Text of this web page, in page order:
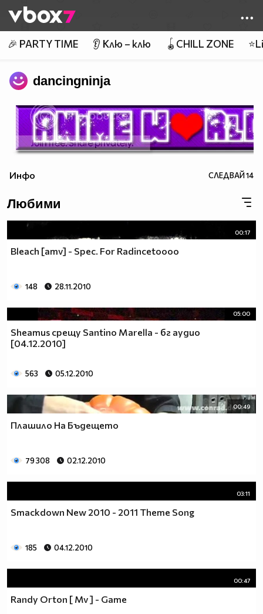
👾
🎉 PARTY TIME 👂 Клю – клю 🪀CHILL ZONE
dancingninja
Инфо СЛЕДВАЙ14
Любими
00:17
Bleach [amv] - Spec. For Radincetoooo
148 28.11.2010
05:00
Sheamus срещу Santino Marella - бг аудио
[04.12.2010]
563 05.12.2010
00:49
Плашило На Бъдещето
79 308 02.12.2010
03:11
Smackdown New 2010 - 2011 Theme Song
185 04.12.2010
00:47
Randy Orton [ Mv ] - Game